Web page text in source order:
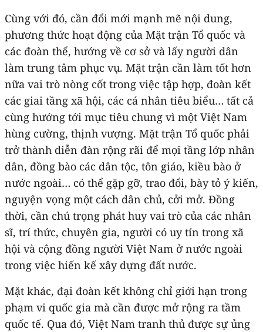
Cùng với đó, cần đổi mới mạnh mẽ nội dung,
phương thức hoạt động của Mặt trận Tổ quốc và
các đoàn thể, hướng về cơ sở và lấy người dân
làm trung tâm phục vụ. Mặt trận cần làm tốt hơn
nữa vai trò nòng cốt trong việc tập hợp, đoàn kết
các giai tầng xã hội, các cá nhân tiêu biểu… tất cả
cùng hướng tới mục tiêu chung vì một Việt Nam
hùng cường, thịnh vượng. Mặt trận Tổ quốc phải
trở thành diễn đàn rộng rãi để mọi tầng lớp nhân
dân, đồng bào các dân tộc, tôn giáo, kiều bào ở
nước ngoài… có thể gặp gỡ, trao đổi, bày tỏ ý kiến,
nguyện vọng một cách dân chủ, cởi mở. Đồng
thời, cần chú trọng phát huy vai trò của các nhân
sĩ, trí thức, chuyên gia, người có uy tín trong xã
hội và cộng đồng người Việt Nam ở nước ngoài
trong việc hiến kế xây dựng đất nước.
Mặt khác, đại đoàn kết không chỉ giới hạn trong
phạm vi quốc gia mà cần được mở rộng ra tầm
quốc tế. Qua đó, Việt Nam tranh thủ được sự ủng